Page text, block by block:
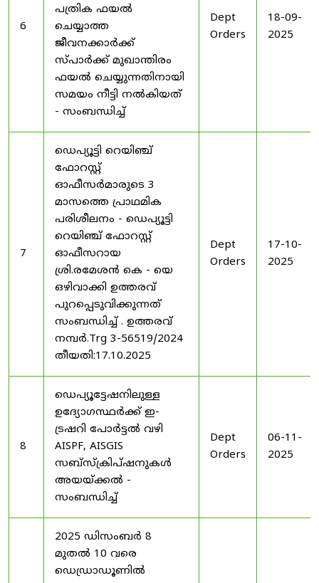
6
പത്രിക ഫയൽ
ചെയ്യാത്ത
ജീവനക്കാർക്ക്
സ്പാർക്ക് മുഖാന്തിരം
ഫയൽ ചെയ്യുന്നതിനായി
സമയം നീട്ടി നൽകിയത്
- സംബന്ധിച്ച്
Dept
Orders
18-09-
2025
7
ഡെപ്യൂട്ടി റെയിഞ്ച്
ഫോറസ്റ്റ്
ഓഫീസർമാരുടെ 3
മാസത്തെ പ്രാഥമിക
പരിശീലനം - ഡെപ്യൂട്ടി
റെയിഞ്ച് ഫോറസ്റ്റ്
ഓഫീസറായ
ശ്രി.രമേശൻ കെ - യെ
ഒഴിവാക്കി ഉത്തരവ്
പുറപ്പെടുവിക്കുന്നത്
സംബന്ധിച്ച് . ഉത്തരവ്
നമ്പർ.Trg 3-56519/2024
തീയതി:17.10.2025
Dept
Orders
17-10-
2025
8
ഡെപ്യൂട്ടേഷനിലുള്ള
ഉദ്യോഗസ്ഥർക്ക് ഇ-
ട്രഷറി പോർട്ടൽ വഴി
AISPF, AISGIS
സബ്‌സ്‌ക്രിപ്‌ഷനുകൾ
അയയ്ക്കൽ -
സംബന്ധിച്ച്
Dept
Orders
06-11-
2025
2025 ഡിസംബർ 8
മുതൽ 10 വരെ
ഡെഡ്രാഡൂണിൽ